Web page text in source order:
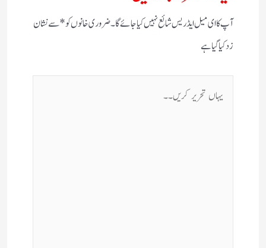
آپ کا ای میل ایڈریس شائع نہیں کیا جائے گا۔ضروری خانوں کو*سے نشان
زد کیا گیا ہے
یہاں
تحریر